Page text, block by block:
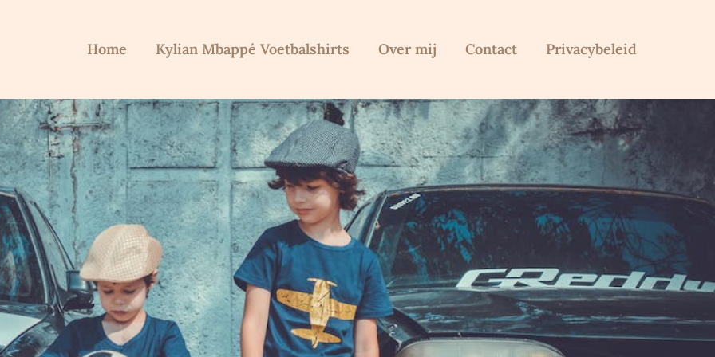
Home Kylian Mbappé Voetbalshirts Over mij Contact Privacybeleid